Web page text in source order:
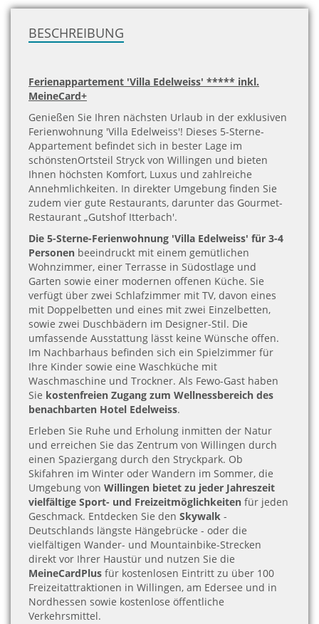
BESCHREIBUNG
Ferienappartement 'Villa Edelweiss' ***** inkl.
MeineCard+
Genießen Sie Ihren nächsten Urlaub in der exklusiven
Ferienwohnung 'Villa Edelweiss'! Dieses 5-Sterne-
Appartement befindet sich in bester Lage im
schönstenOrtsteil Stryck von Willingen und bieten
Ihnen höchsten Komfort, Luxus und zahlreiche
Annehmlichkeiten. In direkter Umgebung finden Sie
zudem vier gute Restaurants, darunter das Gourmet-
Restaurant „Gutshof Itterbach'.
Die 5-Sterne-Ferienwohnung 'Villa Edelweiss' für 3-4
Personen beeindruckt mit einem gemütlichen
Wohnzimmer, einer Terrasse in Südostlage und
Garten sowie einer modernen offenen Küche. Sie
verfügt über zwei Schlafzimmer mit TV, davon eines
mit Doppelbetten und eines mit zwei Einzelbetten,
sowie zwei Duschbädern im Designer-Stil. Die
umfassende Ausstattung lässt keine Wünsche offen.
Im Nachbarhaus befinden sich ein Spielzimmer für
Ihre Kinder sowie eine Waschküche mit
Waschmaschine und Trockner. Als Fewo-Gast haben
Sie kostenfreien Zugang zum Wellnessbereich des
benachbarten Hotel Edelweiss.
Erleben Sie Ruhe und Erholung inmitten der Natur
und erreichen Sie das Zentrum von Willingen durch
einen Spaziergang durch den Stryckpark. Ob
Skifahren im Winter oder Wandern im Sommer, die
Umgebung von Willingen bietet zu jeder Jahreszeit
vielfältige Sport- und Freizeitmöglichkeiten für jeden
Geschmack. Entdecken Sie den Skywalk -
Deutschlands längste Hängebrücke - oder die
vielfältigen Wander- und Mountainbike-Strecken
direkt vor Ihrer Haustür und nutzen Sie die
MeineCardPlus für kostenlosen Eintritt zu über 100
Freizeitattraktionen in Willingen, am Edersee und in
Nordhessen sowie kostenlose öffentliche
Verkehrsmittel.